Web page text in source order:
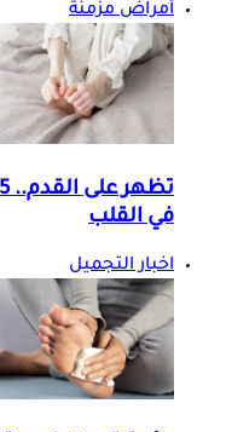
أمراض مزمنة
في القلب
اخبار التجميل